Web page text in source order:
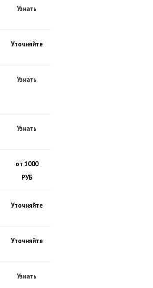
Узнать
Уточняйте
Узнать
Узнать
от 1000
РУБ
Уточняйте
Уточняйте
Узнать